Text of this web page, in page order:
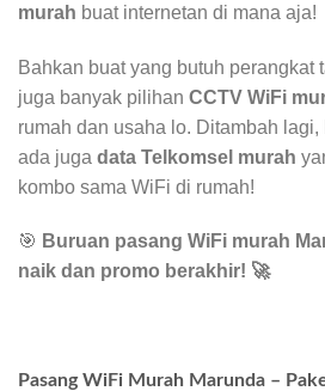
murah buat internetan di mana aja!
Bahkan buat yang butuh perangkat
juga banyak pilihan CCTV WiFi
rumah dan usaha lo. Ditambah
ada juga data Telkomsel murah
kombo sama WiFi di rumah!
🎯 Buruan pasang WiFi murah
naik dan promo berakhir! 🚀
Pasang WiFi Murah Marunda –